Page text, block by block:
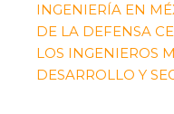
INGENIERÍA EN
DE LA DEFENSA
LOS INGENIEROS
DESARROLLO Y